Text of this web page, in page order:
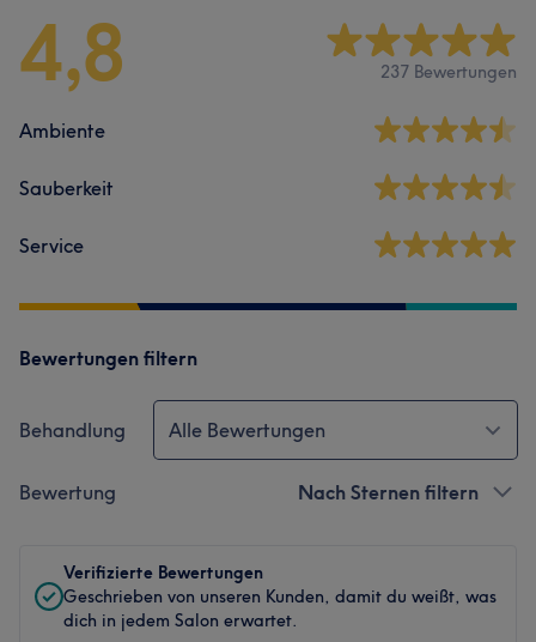
4,8 237 Bewertungen
Ambiente
Sauberkeit
Service
Bewertungen filtern
Behandlung Alle Bewertungen
Bewertung Nach Sternen filtern
Verifizierte Bewertungen
Geschrieben von unseren Kunden, damit du weißt, was
dich in jedem Salon erwartet.